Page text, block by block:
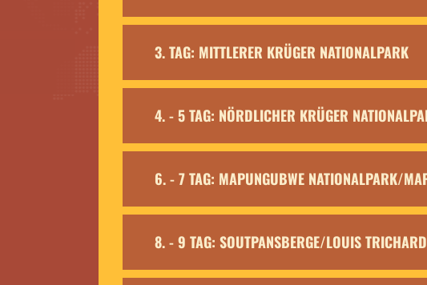
3. TAG: MITTLERER KRÜGER NATIONALPARK
4. - 5 TAG: NÖRDLICHER KRÜGER
6. - 7 TAG: MAPUNGUBWE NATIONALPARK/
8. - 9 TAG: SOUTPANSBERGE/LOUIS